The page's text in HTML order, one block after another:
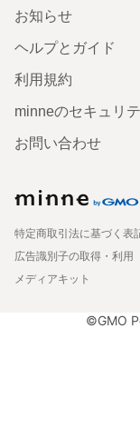
お知らせ
ヘルプとガイド
利用規約
minneのセキュリ
お問い合わせ
特定商取引法に基づく表
広告識別子の取得・利用
メディアキット
©GMO